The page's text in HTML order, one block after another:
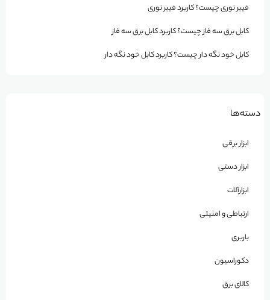
فیبر نوری چیست؟ کاربرد فیبر نوری
کابل برق سه فاز چیست؟ کاربرد کابل برق سه فاز
کابل خود نگه دار چیست؟ کاربرد کابل خود نگه دار
دسته‌ها
ابزار برقی
ابزار دستی
ابزارآلات
ارتباطی و امنیتی
باربری
دکوراسیون
کالای برق